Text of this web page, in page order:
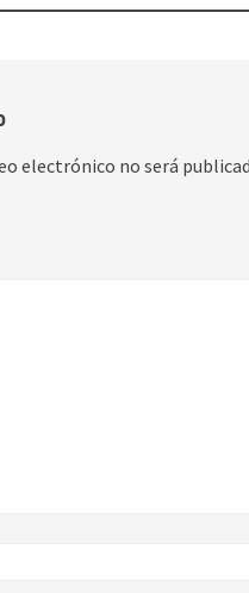
electrónico no será